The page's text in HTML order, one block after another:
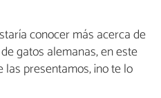
conocer más acerca de
gatos alemanas, en este
presentamos, ¡no te lo